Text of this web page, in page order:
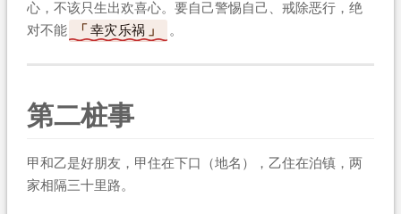
心，不该只生出欢喜心。要自己警惕自己、戒除恶行，绝
对不能
幸灾乐祸 。
第二桩事
甲和乙是好朋友，甲住在下口（地名），乙住在泊镇，两
家相隔三十里路。